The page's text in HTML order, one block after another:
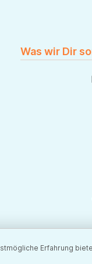
Was wir Dir
Erfahrung